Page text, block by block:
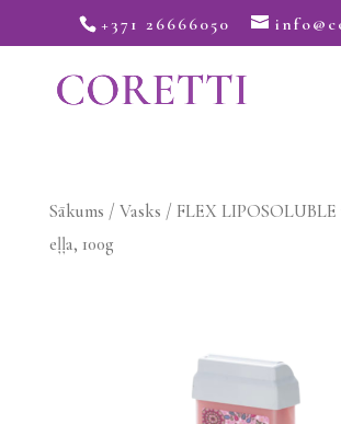
+371 26666050
Sākums / Vasks / FLEX LIPOSOLUBLE
eļļa, 100g